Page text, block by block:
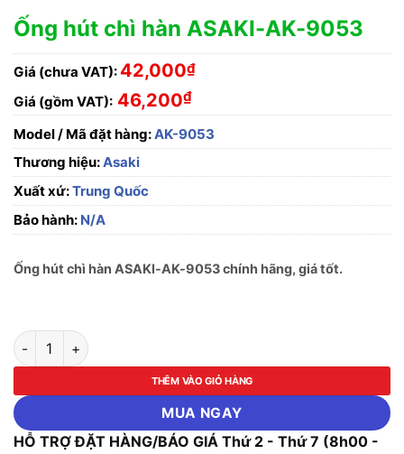
Ống hút chì hàn ASAKI-AK-9053
Giá (chưa VAT): 42,000₫
Giá (gồm VAT): 46,200₫
Model / Mã đặt hàng:AK-9053
Thương hiệu:Asaki
Xuất xứ:Trung Quốc
Bảo hành: N/A
Ống hút chì hàn ASAKI-AK-9053 chính hãng, giá tốt.
Ống hút chì hàn ASAKI-AK-9053 số lượng
THÊM VÀO GIỎ HÀNG
MUA NGAY
HỖ TRỢ ĐẶT HÀNG/BÁO GIÁ Thứ 2 - Thứ 7 (8h00 -